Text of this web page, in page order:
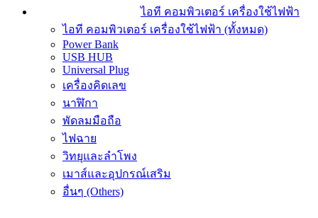
ไอที คอมพิวเตอร์ เครื่องใช้ไฟฟ้า
ไอที คอมพิวเตอร์ เครื่องใช้ไฟฟ้า (ทั้งหมด)
Power Bank
USB HUB
Universal Plug
เครื่องคิดเลข
นาฬิกา
พัดลมมือถือ
ไฟฉาย
วิทยุและลำโพง
เมาส์และอุปกรณ์เสริม
อื่นๆ (Others)